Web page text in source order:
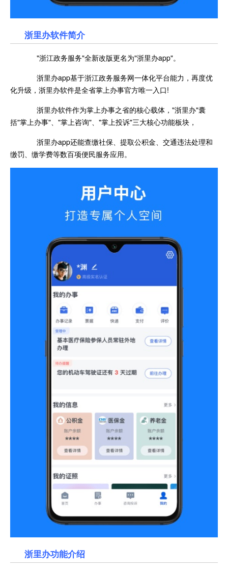
浙里办软件简介
"浙江政务服务"全新改版更名为"浙里办app"。
浙里办app基于浙江政务服务网一体化平台能力，再度优
化升级，浙里办软件是全省掌上办事官方唯一入口!
浙里办软件作为掌上办事之省的核心载体，"浙里办"囊
括"掌上办事"、"掌上咨询"、"掌上投诉"三大核心功能板块，
浙里办app还能查缴社保、提取公积金、交通违法处理和
缴罚、缴学费等数百项便民服务应用。
浙里办功能介绍